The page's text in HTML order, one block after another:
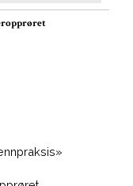
overskriften; Står
sammen med et